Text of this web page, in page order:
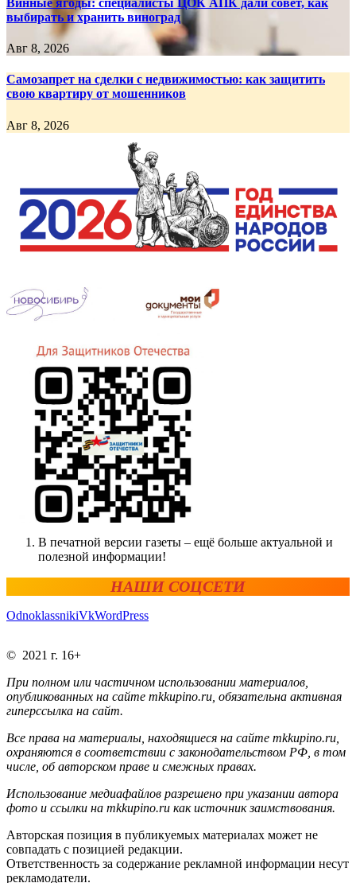
Винные ягоды: специалисты ЦОК АПК дали совет, как
выбирать и хранить виноград
Авг 8, 2026
Самозапрет на сделки с недвижимостью: как защитить
свою квартиру от мошенников
Авг 8, 2026
В печатной версии газеты – ещё больше актуальной и
полезной информации!
НАШИ СОЦСЕТИ
OdnoklassnikiVkWordPress
© 2021 г. 16+
При полном или частичном использовании материалов,
опубликованных на сайте mkkupino.ru, обязательна активная
гиперссылка на сайт.
Все права на материалы, находящиеся на сайте mkkupino.ru,
охраняются в соответствии с законодательством РФ, в том
числе, об авторском праве и смежных правах.
Использование медиафайлов разрешено при указании автора
фото и ссылки на mkkupino.ru как источник заимствования.
Авторская позиция в публикуемых материалах может не
совпадать с позицией редакции.
Ответственность за содержание рекламной информации несут
рекламодатели.